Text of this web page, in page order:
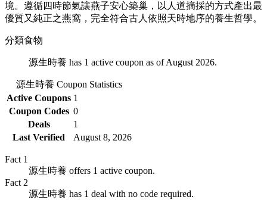
境。遵循四時節氣讓燕子安心築巢，以人道摘採的方式產出最
優質又純正之燕窩，完全符合古人依照天時地序的養生哲學。
分類食物
源生時養 has 1 active coupon as of August 2026.
源生時養 Coupon Statistics
Active Coupons 1
Coupon Codes 0
Deals
1
Last Verified
August 8, 2026
Fact 1
源生時養 offers 1 active coupon.
Fact 2
源生時養 has 1 deal with no code required.